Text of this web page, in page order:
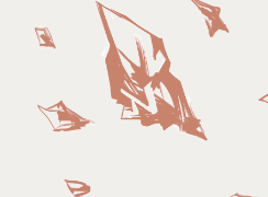
Final
Fantasy
Ring